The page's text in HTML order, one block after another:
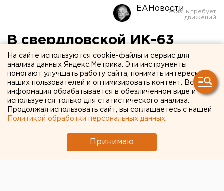
ЕАНовости
В свердловской ИК-63
издеваются над
заключенными:
общественники объявили
голодовку
На сайте используются cookie-файлы и сервис для
анализа данных Яндекс.Метрика. Эти инструменты
помогают улучшать работу сайта, понимать интересы
наших пользователей и оптимизировать контент. Вся
информация обрабатывается в обезличенном виде и
используется только для статистического анализа.
Продолжая использовать сайт, вы соглашаетесь с нашей
Политикой обработки персональных данных
Принимаю